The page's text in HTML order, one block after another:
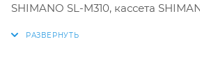
SHIMANO SL-M310, кассета